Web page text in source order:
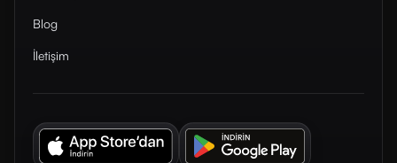
Blog
İletişim